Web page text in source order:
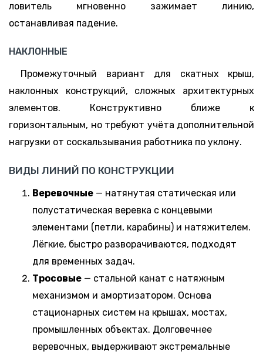
ловитель мгновенно зажимает линию,
останавливая падение.
НАКЛОННЫЕ
Промежуточный вариант для скатных крыш,
наклонных конструкций, сложных архитектурных
элементов. Конструктивно ближе к
горизонтальным, но требуют учёта дополнительной
нагрузки от соскальзывания работника по уклону.
ВИДЫ ЛИНИЙ ПО КОНСТРУКЦИИ
Веревочные — натянутая статическая или
полустатическая веревка с концевыми
элементами (петли, карабины) и натяжителем.
Лёгкие, быстро разворачиваются, подходят
для временных задач.
Тросовые — стальной канат с натяжным
механизмом и амортизатором. Основа
стационарных систем на крышах, мостах,
промышленных объектах. Долговечнее
веревочных, выдерживают экстремальные